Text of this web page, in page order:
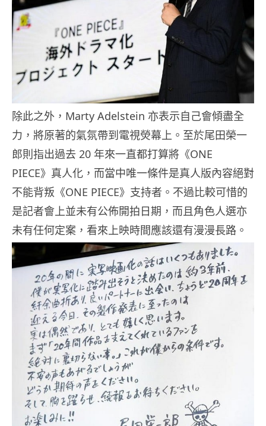
除此之外，Marty Adelstein 亦表示自己會傾盡全
力，將原著的氣氛帶到電視熒幕上。至於尾田榮一
郎則指出過去 20 年來一直都打算將《ONE
PIECE》真人化，而當中唯一條件是真人版內容絕對
不能背叛《ONE PIECE》支持者。不過比較可惜的
是記者會上並未有公佈開拍日期，而且角色人選亦
未有任何定案，看來上映時間應該還有漫漫長路。